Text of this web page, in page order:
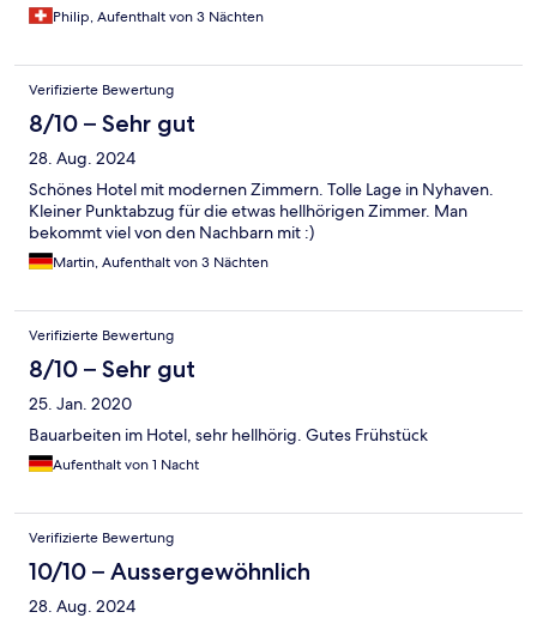
Philip, Aufenthalt von 3 Nächten
Verifizierte Bewertung
8/10 – Sehr gut
28. Aug. 2024
Schönes Hotel mit modernen Zimmern. Tolle Lage in Nyhaven.
Kleiner Punktabzug für die etwas hellhörigen Zimmer. Man
bekommt viel von den Nachbarn mit :)
Martin, Aufenthalt von 3 Nächten
Verifizierte Bewertung
8/10 – Sehr gut
25. Jan. 2020
Bauarbeiten im Hotel, sehr hellhörig. Gutes Frühstück
Aufenthalt von 1 Nacht
Verifizierte Bewertung
10/10 – Aussergewöhnlich
28. Aug. 2024